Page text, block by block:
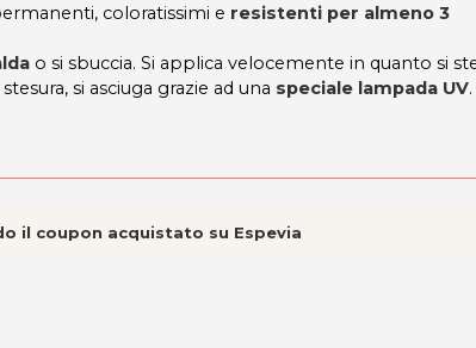
coloratissimi e resistenti per almeno 3
o si sbuccia. Si applica velocemente in quanto si
si asciuga grazie ad una speciale lampada UV.
il coupon acquistato su Espevia